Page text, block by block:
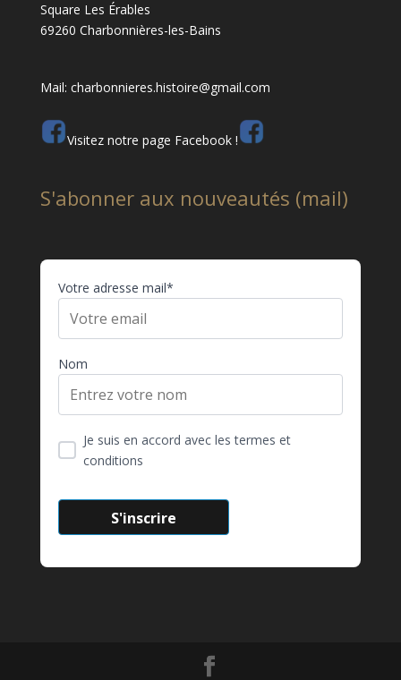
Square Les Érables
69260 Charbonnières-les-Bains
Mail: charbonnieres.histoire@gmail.com
Visitez notre page Facebook !
S'abonner aux nouveautés (mail)
Votre adresse mail*
Nom
Je suis en accord avec les termes et
conditions